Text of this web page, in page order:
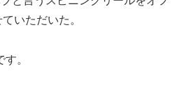
いただいた。
。